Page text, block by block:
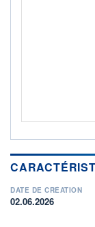
DATE DE CRÉATION
02.06.2026